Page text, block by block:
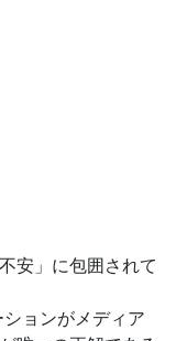
安」に包囲されて
ョンがメディア